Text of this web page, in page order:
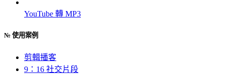
YouTube 轉 MP3
№ 使用案例
剪輯播客
9：16 社交片段